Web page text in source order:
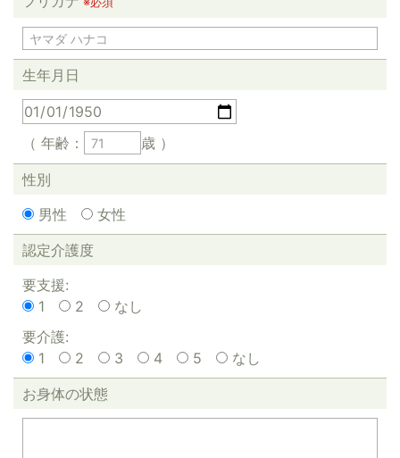
生年月日
（ 年齢： 歳 ）
性別
男性
女性
認定介護度
要支援:
1
2
なし
要介護:
1
2 3 4 5
なし
お身体の状態